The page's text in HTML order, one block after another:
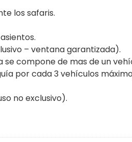
los safaris.
– ventana garantizada).
compone de mas de un
por cada 3 vehículos
no exclusivo).